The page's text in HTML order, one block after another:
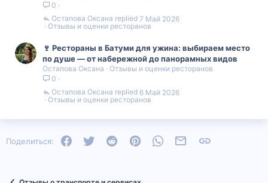
0
Отзывы и оценки ресторанов
7 Май 2026
Остапова Оксана
🍷 Рестораны в Батуми для ужина: выбираем место
по душе — от набережной до панорамных видов
Остапова Оксана
Отзывы и оценки ресторанов
0
Отзывы и оценки ресторанов
6 Май 2026
Остапова Оксана
Поделиться: FacebookTwitter Reddit PinterestWhatsAppЭлектронная почта